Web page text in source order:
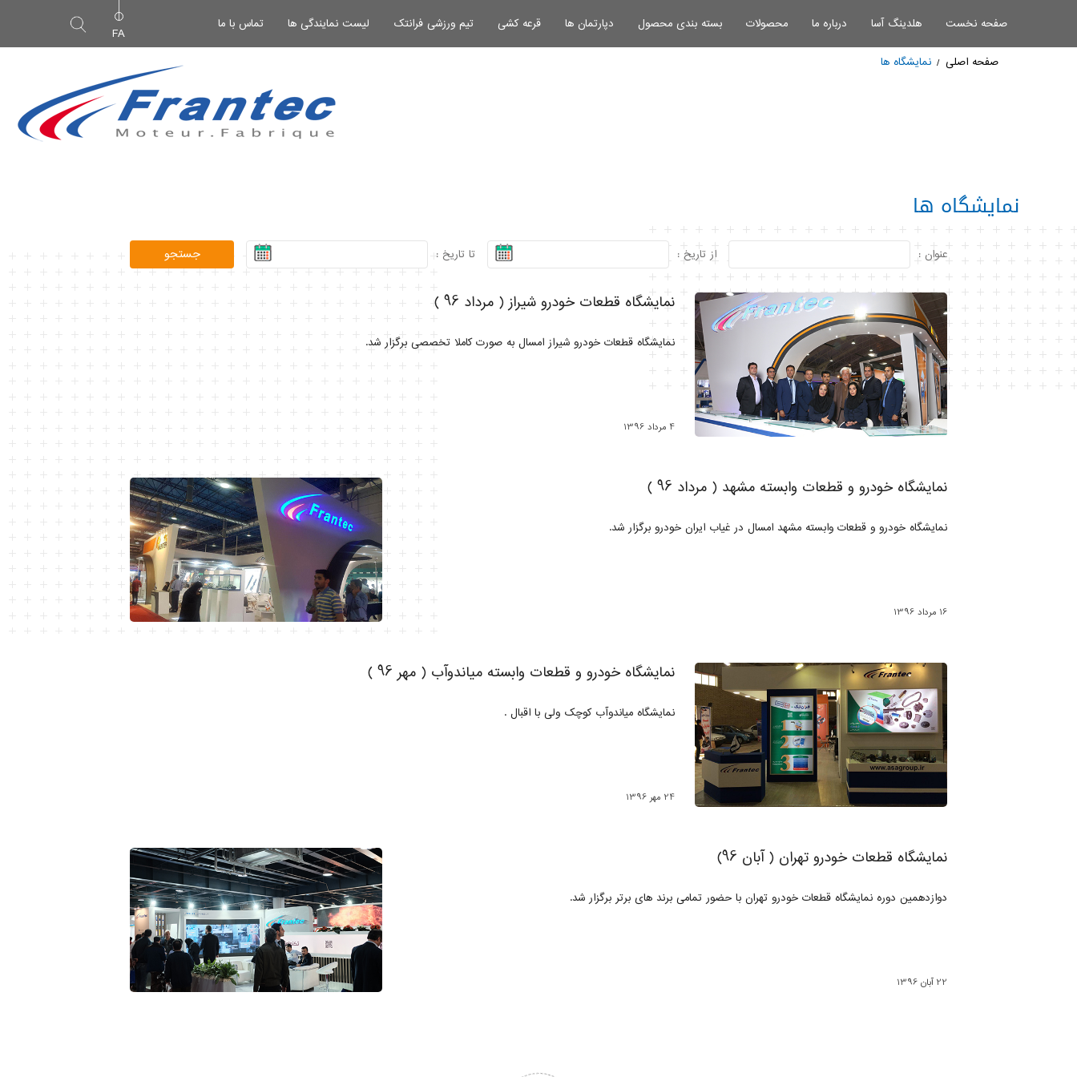
صفحه نخست هلدینگ آسا درباره ما محصولات بسته بندی محصول دپارتمان ها قرعه کشی تیم ورزشی فرانتک لیست نمایندگی ها تماس با ما FA
صفحه اصلی نمایشگاه ها
نمایشگاه ها
عنوان : از تاریخ : تا تاریخ :
نمایشگاه قطعات خودرو شیراز ( مرداد 96 )
نمایشگاه قطعات خودرو شیراز امسال به صورت کاملا تخصصی برگزار شد.
4 مرداد 1396
نمایشگاه خودرو و قطعات وابسته مشهد ( مرداد 96 )
نمایشگاه خودرو و قطعات وابسته مشهد امسال در غیاب ایران خودرو برگزار شد.
16 مرداد 1396
نمایشگاه خودرو و قطعات وابسته میاندوآب ( مهر 96 )
نمایشگاه میاندوآب کوچک ولی با اقبال .
24 مهر 1396
نمایشگاه قطعات خودرو تهران ( آبان 96)
دوازدهمین دوره نمایشگاه قطعات خودرو تهران با حضور تمامی برند های برتر برگزار شد.
22 آبان 1396